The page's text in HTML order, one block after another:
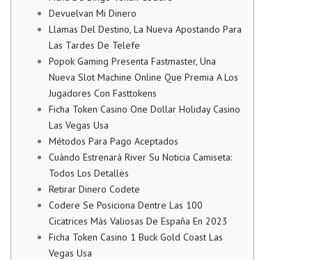
Devuelvan Mi Dinero
Llamas Del Destino, La Nueva Apostando Para
Las Tardes De Telefe
Popok Gaming Presenta Fastmaster, Una
Nueva Slot Machine Online Que Premia A Los
Jugadores Con Fasttokens
Ficha Token Casino One Dollar Holiday Casino
Las Vegas Usa
Métodos Para Pago Aceptados
Cuándo Estrenará River Su Noticia Camiseta:
Todos Los Detalles
Retirar Dinero Codete
Codere Se Posiciona Dentre Las 100
Cicatrices Más Valiosas De España En 2023
Ficha Token Casino 1 Buck Gold Coast Las
Vegas Usa